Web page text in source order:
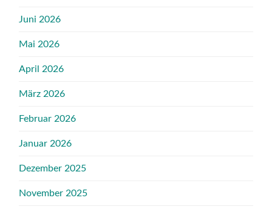
Juni 2026
Mai 2026
April 2026
März 2026
Februar 2026
Januar 2026
Dezember 2025
November 2025